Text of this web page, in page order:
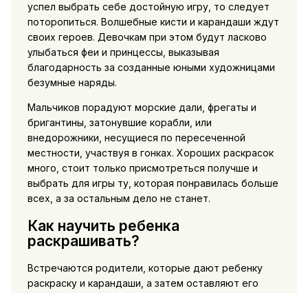
успел выбрать себе достойную игру, то следует
поторопиться. Волшебные кисти и карандаши ждут
своих героев. Девочкам при этом будут ласково
улыбаться феи и принцессы, выказывая
благодарность за созданные юными художницами
безумные наряды.
Мальчиков порадуют морские дали, фрегаты и
бригантины, затонувшие корабли, или
внедорожники, несущиеся по пересеченной
местности, участвуя в гонках. Хороших раскрасок
много, стоит только присмотреться получше и
выбрать для игры ту, которая понравилась больше
всех, а за остальным дело не станет.
Как научить ребенка
раскрашивать?
Встречаются родители, которые дают ребенку
раскраску и карандаши, а затем оставляют его